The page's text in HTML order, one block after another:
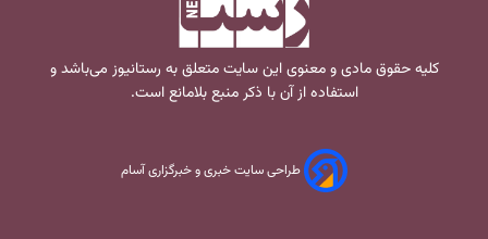
کلیه حقوق مادی و معنوی این سایت متعلق به رستانیوز می‌باشد و
استفاده از آن با ذکر منبع بلامانع است.
طراحی سایت خبری و خبرگزاری آسام